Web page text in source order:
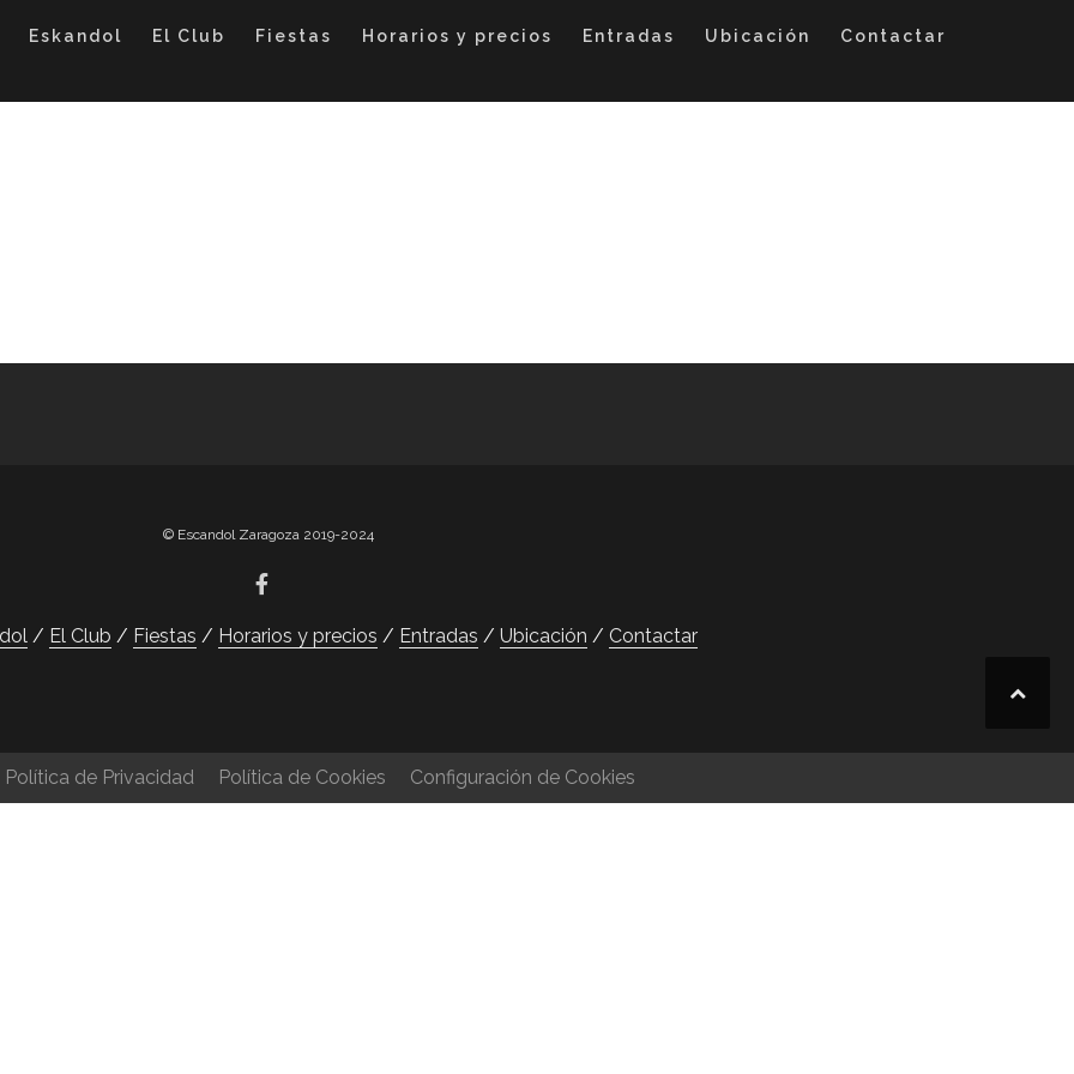
Eskandol El Club Fiestas Horarios y precios Entradas Ubicación Contactar
© Escandol Zaragoza 2019-2024
El Club Fiestas Horarios y precios Entradas Ubicación Contactar
Política de Privacidad Política de Cookies Configuración de Cookies